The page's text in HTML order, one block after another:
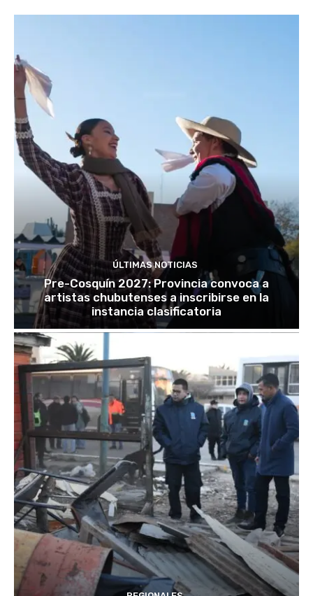
ÚLTIMAS NOTICIAS
Pre-Cosquín 2027: Provincia convoca a
artistas chubutenses a inscribirse en la
instancia clasificatoria